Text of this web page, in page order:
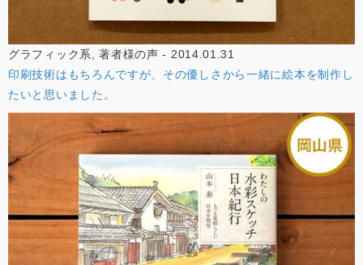
グラフィック系, 著者様の声 - 2014.01.31
印刷技術はもちろんですが、その優しさから一緒に絵本を制作し
たいと思いました。